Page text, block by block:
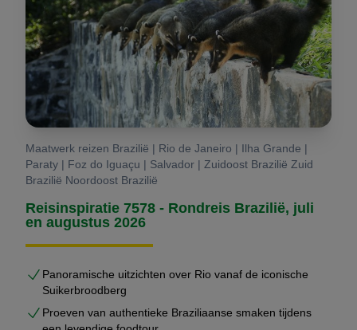
Maatwerk reizen Brazilië | Rio de Janeiro | Ilha Grande |
Paraty | Foz do Iguaçu | Salvador | Zuidoost Brazilië Zuid
Brazilië Noordoost Brazilië
Reisinspiratie 7578 - Rondreis Brazilië, juli
en augustus 2026
Panoramische uitzichten over Rio vanaf de iconische
Suikerbroodberg
Proeven van authentieke Braziliaanse smaken tijdens